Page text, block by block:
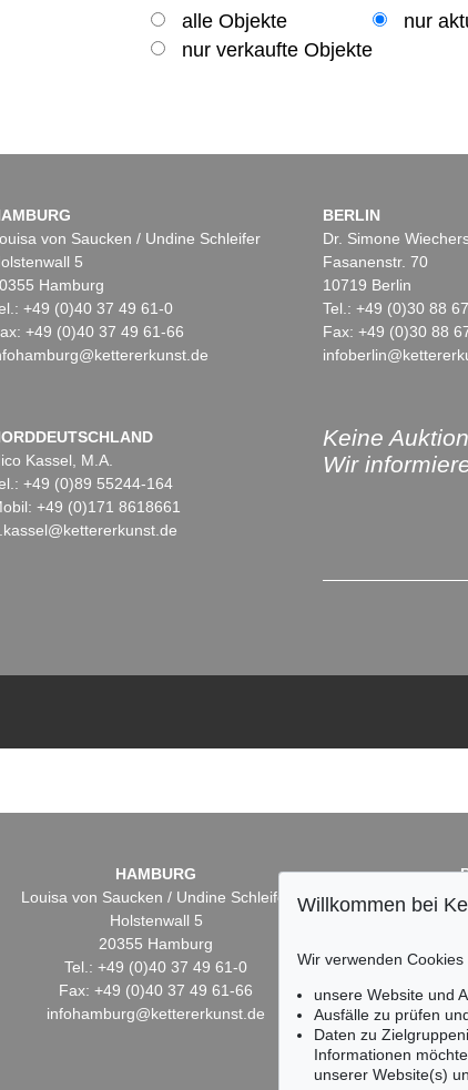
alle Objekte
nur
nur verkaufte Objekte
von Saucken / Undine Schleifer
5
Hamburg
+49 (0)40 37 49 61-0
+49 (0)40 37 49 61-66
BERLIN
Dr. Simone
Fasanenstr. 70
10719 Berlin
Tel.: +49 (0)30 88
Fax: +49 (0)30 88
Kassel, M.A.
+49 (0)89 55244-164
+49 (0)171 8618661
Keine
Wir
HAMBURG
Louisa von Saucken / Undine Schleifer
Holstenwall 5
20355 Hamburg
Tel.: +49 (0)40 37 49 61-0
Fax: +49 (0)40 37 49 61-66
infohamburg@kettererkunst.de
Dr.
Tel.: +49
Fax: +49
Willkommen bei
Wir verwenden
unsere Website und
Ausfälle zu prüfen
Daten zu
Informationen
unserer Website(s)